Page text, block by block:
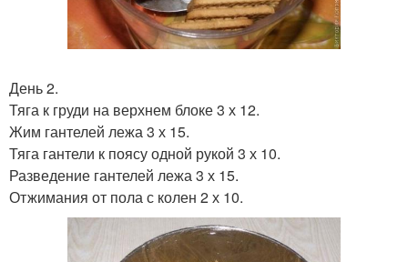
День 2.
Тяга к груди на верхнем блоке 3 х 12.
Жим гантелей лежа 3 х 15.
Тяга гантели к поясу одной рукой 3 х 10.
Разведение гантелей лежа 3 х 15.
Отжимания от пола с колен 2 х 10.